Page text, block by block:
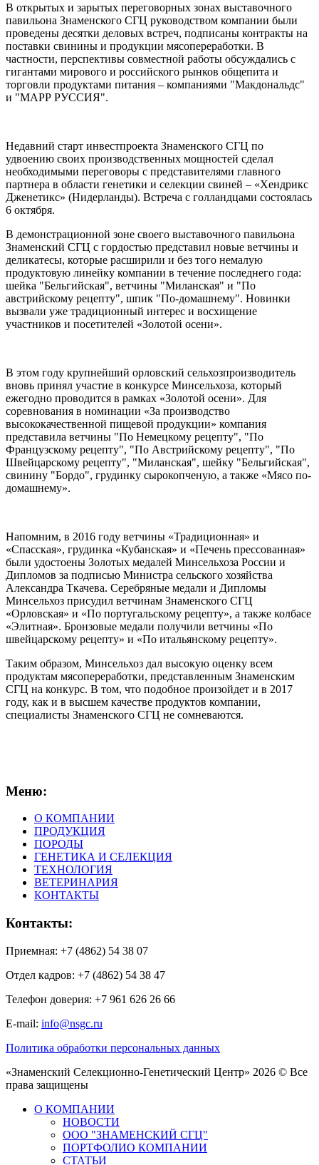
В открытых и зарытых переговорных зонах выставочного
павильона Знаменского СГЦ руководством компании были
проведены десятки деловых встреч, подписаны контракты на
поставки свинины и продукции мясопереработки. В
частности, перспективы совместной работы обсуждались с
гигантами мирового и российского рынков общепита и
торговли продуктами питания – компаниями "Макдональдс"
и "МАРР РУССИЯ".
Недавний старт инвестпроекта Знаменского СГЦ по
удвоению своих производственных мощностей сделал
необходимыми переговоры с представителями главного
партнера в области генетики и селекции свиней – «Хендрикс
Дженетикс» (Нидерланды). Встреча с голландцами состоялась
6 октября.
В демонстрационной зоне своего выставочного павильона
Знаменский СГЦ с гордостью представил новые ветчины и
деликатесы, которые расширили и без того немалую
продуктовую линейку компании в течение последнего года:
шейка "Бельгийская", ветчины "Миланская" и "По
австрийскому рецепту", шпик "По-домашнему". Новинки
вызвали уже традиционный интерес и восхищение
участников и посетителей «Золотой осени».
В этом году крупнейший орловский сельхозпроизводитель
вновь принял участие в конкурсе Минсельхоза, который
ежегодно проводится в рамках «Золотой осени». Для
соревнования в номинации «За производство
высококачественной пищевой продукции» компания
представила ветчины "По Немецкому рецепту", "По
Французскому рецепту", "По Австрийскому рецепту", "По
Швейцарскому рецепту", "Миланская", шейку "Бельгийская",
свинину "Бордо", грудинку сырокопченую, а также «Мясо по-
домашнему».
Напомним, в 2016 году ветчины «Традиционная» и
«Спасская», грудинка «Кубанская» и «Печень прессованная»
были удостоены Золотых медалей Минсельхоза России и
Дипломов за подписью Министра сельского хозяйства
Александра Ткачева. Серебряные медали и Дипломы
Минсельхоз присудил ветчинам Знаменского СГЦ
«Орловская» и «По португальскому рецепту», а также колбасе
«Элитная». Бронзовые медали получили ветчины «По
швейцарскому рецепту» и «По итальянскому рецепту».
Таким образом, Минсельхоз дал высокую оценку всем
продуктам мясопереработки, представленным Знаменским
СГЦ на конкурс. В том, что подобное произойдет и в 2017
году, как и в высшем качестве продуктов компании,
специалисты Знаменского СГЦ не сомневаются.
Меню:
О КОМПАНИИ
ПРОДУКЦИЯ
ПОРОДЫ
ГЕНЕТИКА И СЕЛЕКЦИЯ
ТЕХНОЛОГИЯ
ВЕТЕРИНАРИЯ
КОНТАКТЫ
Контакты:
Приемная: +7 (4862) 54 38 07
Отдел кадров: +7 (4862) 54 38 47
Телефон доверия: +7 961 626 26 66
E-mail: info@nsgc.ru
Политика обработки персональных данных
«Знаменский Селекционно-Генетический Центр» 2026 © Все
права защищены
О КОМПАНИИ
НОВОСТИ
ООО "ЗНАМЕНСКИЙ СГЦ"
ПОРТФОЛИО КОМПАНИИ
СТАТЬИ